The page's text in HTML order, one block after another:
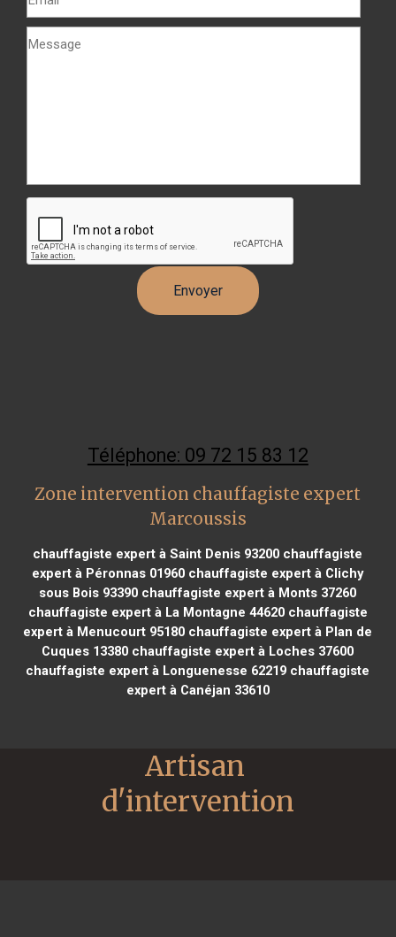
Téléphone: 09 72 15 83 12
Zone intervention chauffagiste expert
Marcoussis
chauffagiste expert à Saint Denis 93200 chauffagiste
expert à Péronnas 01960 chauffagiste expert à Clichy
sous Bois 93390 chauffagiste expert à Monts 37260
chauffagiste expert à La Montagne 44620chauffagiste
expert à Menucourt 95180 chauffagiste expert à Plan de
Cuques 13380 chauffagiste expert à Loches 37600
chauffagiste expert à Longuenesse 62219 chauffagiste
expert à Canéjan 33610
Artisan
d'intervention